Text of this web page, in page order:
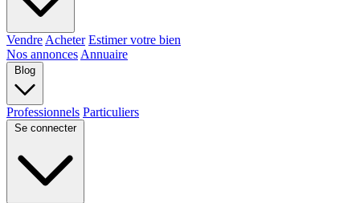
Vendre Acheter Estimer votre bien
Nos annonces Annuaire
Blog
Professionnels Particuliers
Se connecter